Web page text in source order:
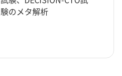
験のメタ解析